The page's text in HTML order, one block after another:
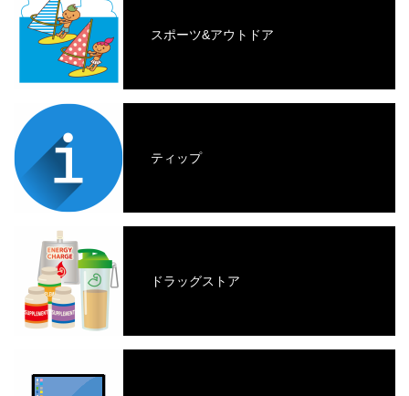
スポーツ&アウトドア
ティップ
ドラッグストア